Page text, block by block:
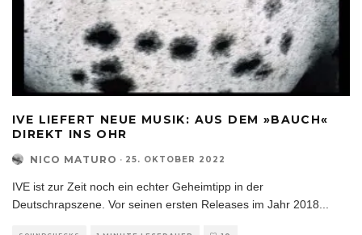
IVE LIEFERT NEUE MUSIK: AUS DEM »BAUCH«
DIREKT INS OHR
NICO MATURO · 25. OKTOBER 2022
IVE ist zur Zeit noch ein echter Geheimtipp in der
Deutschrapszene. Vor seinen ersten Releases im Jahr 2018